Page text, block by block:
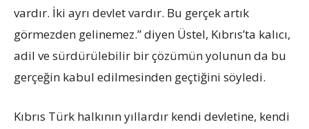
vardır. İki ayrı devlet vardır. Bu gerçek artık
görmezden gelinemez.” diyen Üstel, Kıbrıs’ta kalıcı,
adil ve sürdürülebilir bir çözümün yolunun da bu
gerçeğin kabul edilmesinden geçtiğini söyledi.
Kıbrıs Türk halkının yıllardır kendi devletine, kendi